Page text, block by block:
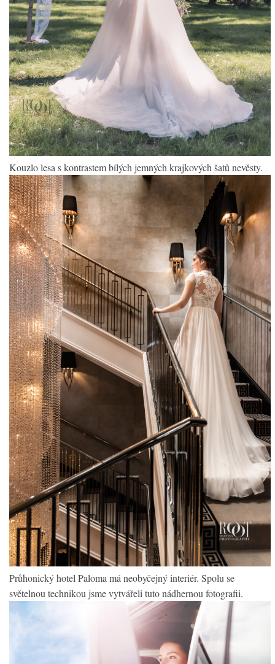
Kouzlo lesa s kontrastem bílých jemných krajkových šatů nevěsty.
Průhonický hotel Paloma má neobyčejný interiér. Spolu se
světelnou technikou jsme vytvářeli tuto nádhernou fotografii.